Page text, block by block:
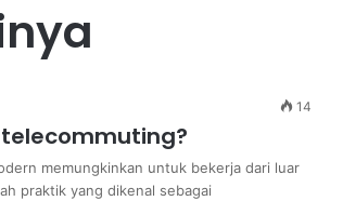
14
memungkinkan untuk bekerja dari luar
praktik yang dikenal sebagai